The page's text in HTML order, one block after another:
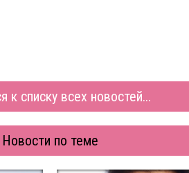
к списку всех новостей...
Новости по теме